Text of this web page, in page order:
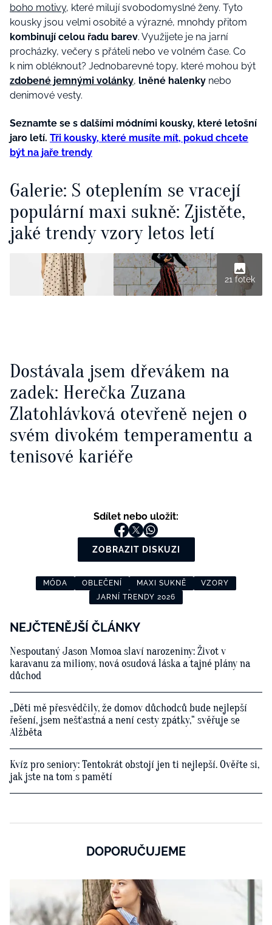
boho motivy, které milují svobodomyslné ženy. Tyto
kousky jsou velmi osobité a výrazné, mnohdy přitom
kombinují celou řadu barev. Využijete je na jarní
procházky, večery s přáteli nebo ve volném čase. Co
k nim obléknout? Jednobarevné topy, které mohou být
zdobené jemnými volánky, lněné halenky nebo
denimové vesty.
Seznamte se s dalšími módními kousky, které letošní
jaro letí. Tři kousky, které musíte mít, pokud chcete
být na jaře trendy
Galerie: S oteplením se vracejí
populární maxi sukně: Zjistěte,
jaké trendy vzory letos letí
21 fotek
Dostávala jsem dřevákem na
zadek: Herečka Zuzana
Zlatohlávková otevřeně nejen o
svém divokém temperamentu a
tenisové kariéře
Sdílet nebo uložit:
ZOBRAZIT DISKUZI
MÓDA OBLEČENÍ MAXI SUKNĚ
VZORY
JARNÍ TRENDY 2026
NEJČTENĚJŠÍ ČLÁNKY
Nespoutaný Jason Momoa slaví narozeniny: Život v
karavanu za miliony, nová osudová láska a tajné plány na
důchod
„Děti mě přesvědčily, že domov důchodců bude nejlepší
řešení, jsem nešťastná a není cesty zpátky,“ svěřuje se
Alžběta
Kvíz pro seniory: Tentokrát obstojí jen ti nejlepší. Ověřte si,
jak jste na tom s pamětí
DOPORUČUJEME